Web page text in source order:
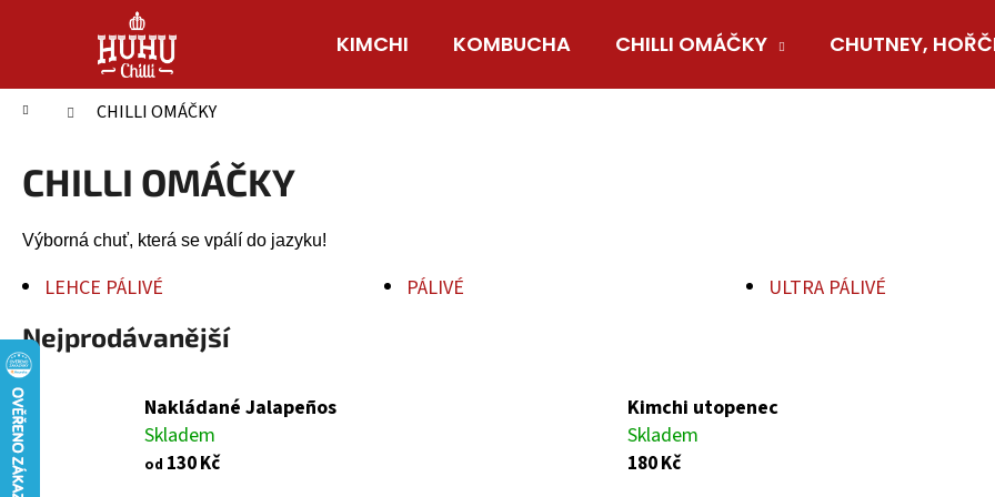
KIMCHI KOMBUCHA CHILLI OMÁČKY CHUTNEY,
Domů CHILLI OMÁČKY
CHILLI OMÁČKY
Výborná chuť, která se vpálí do jazyku!
LEHCE PÁLIVÉ PÁLIVÉ ULTRA PÁLIVÉ
Nejprodávanější
Nakládané Jalapeños
Skladem
od 130 Kč
Kimchi utopenec
Skladem
180 Kč
í
Zpět
do
obchodu
Zpět
do
obchodu